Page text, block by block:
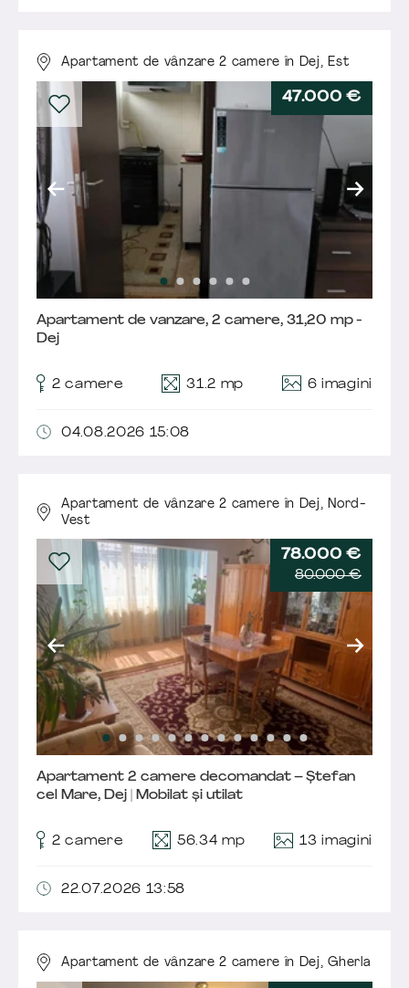
Apartament de vânzare 2 camere în Dej, Est
47.000 €
Apartament de vanzare, 2 camere, 31,20 mp -
Dej
2 camere 31.2 mp 6 imagini
04.08.2026 15:08
Apartament de vânzare 2 camere în Dej, Nord-
Vest
78.000 €
80.000 €
Apartament 2 camere decomandat – Ștefan
cel Mare, Dej | Mobilat și utilat
2 camere 56.34 mp 13 imagini
22.07.2026 13:58
Apartament de vânzare 2 camere în Dej,Gherla